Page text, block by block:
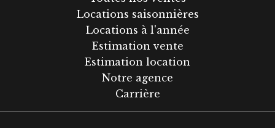
Locations saisonnières
Locations à l'année
Estimation vente
Estimation location
Notre agence
Carrière